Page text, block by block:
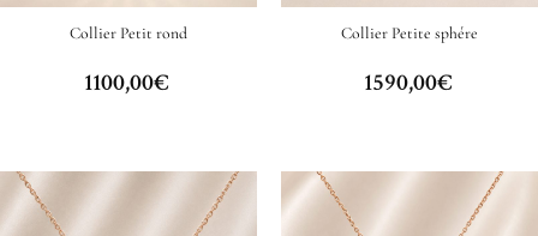
Collier Petit rond
1100,00€
Collier Petite sphére
1590,00€